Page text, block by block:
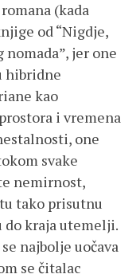
(kada
od “Nigdje,
jer one
hibridne
kao
i vremena
one
svake
nemirnost,
tako prisutnu
do kraja utemelji.
najbolje uočava
se čitalac